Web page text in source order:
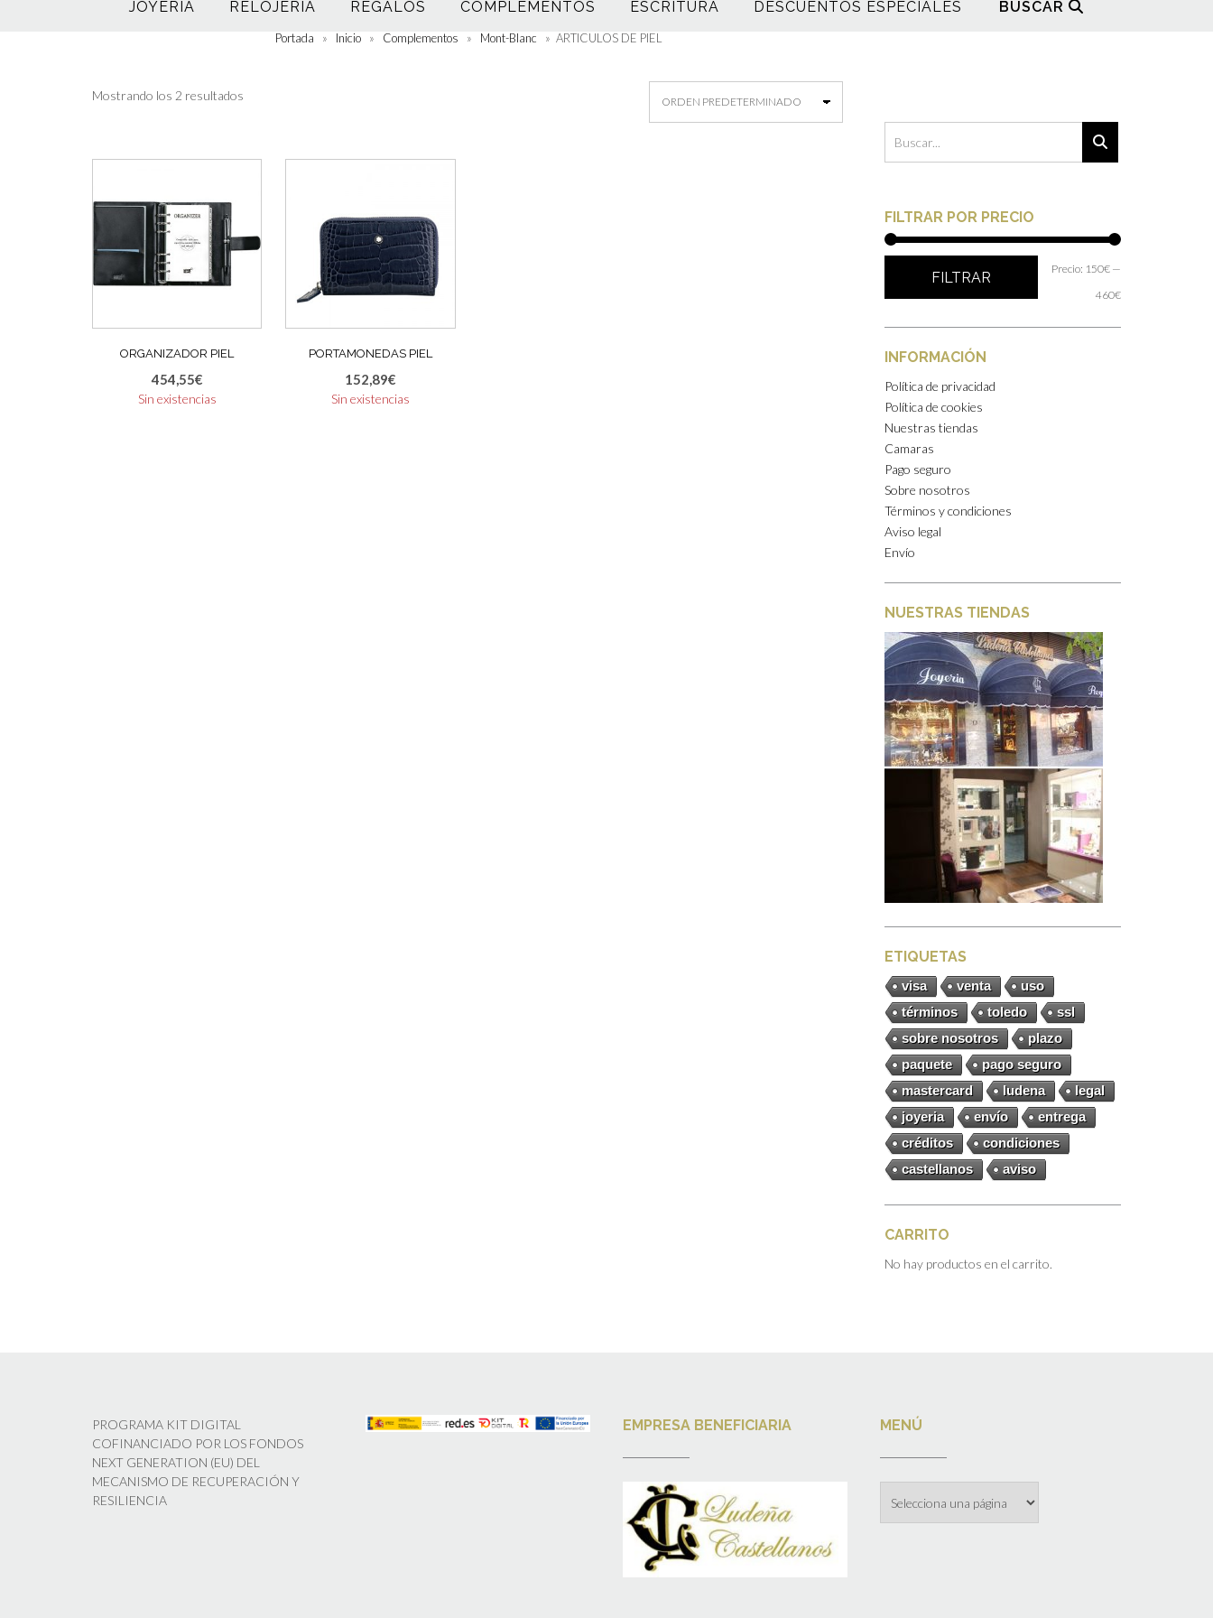
JOYERÍA RELOJERÍA REGALOS COMPLEMENTOS ESCRITURA DESCUENTOS ESPECIALES BUSCAR
Portada » Inicio » Complementos » Mont-Blanc » ARTICULOS DE PIEL
Mostrando los 2 resultados
ORGANIZADOR PIEL
454,55€
Sin existencias
PORTAMONEDAS PIEL
152,89€
Sin existencias
FILTRAR POR PRECIO
mínimo
máximo
FILTRAR
Precio: 150€ —
460€
INFORMACIÓN
Política de privacidad
Política de cookies
Nuestras tiendas
Camaras
Pago seguro
Sobre nosotros
Términos y condiciones
Aviso legal
Envío
NUESTRAS TIENDAS
ETIQUETAS
visa venta
uso
términos
toledo
ssl
sobre nosotros
plazo
paquete
pago seguro
mastercard
ludena
legal
joyeria
envío
entrega
créditos
condiciones
castellanos
aviso
CARRITO
No hay productos en el carrito.
PROGRAMA KIT DIGITAL
COFINANCIADO POR LOS FONDOS
NEXT GENERATION (EU) DEL
MECANISMO DE RECUPERACIÓN Y
RESILIENCIA
EMPRESA BENEFICIARIA MENÚ